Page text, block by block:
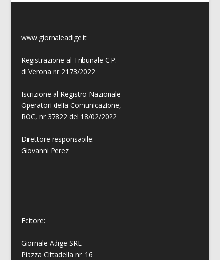
www.giornaleadige.it
Registrazione al Tribunale C.P.
di Verona nr 2173/2022
Iscrizione al Registro Nazionale
Operatori della Comunicazione,
ROC, nr 37822 del 18/02/2022
Direttore responsabile:
Giovanni Perez
Editore:
Giornale Adige SRL
Piazza Cittadella nr. 16